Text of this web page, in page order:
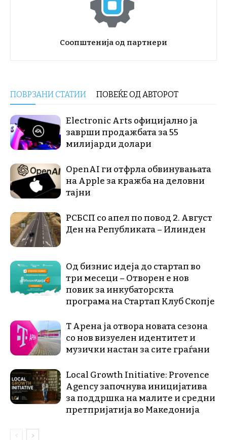
Соопштенија од партнери
ПОВРЗАНИ СТАТИИ ПОВЕЌЕ ОД АВТОРОТ
Electronic Arts официјално ја
заврши продажбата за 55
милијарди долари
OpenAI ги отфрла обвинувањата
на Apple за кражба на деловни
тајни
РСБСП со апел по повод 2. Август
Ден на Републиката – Илинден
Од бизнис идеја до стартап во
три месеци – Отворен е нов
повик за инкубаторскта
програма на Стартап Клуб Скопје
Т Арена ја отвора новата сезона
со нов визуелен идентитет и
музички настан за сите граѓани
Local Growth Initiative: Provence
Agency започнува иницијатива
за поддршка на малите и средни
претпријатија во Македонија